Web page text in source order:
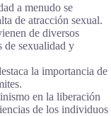
a menudo se
de atracción sexual.
de diversos
de sexualidad y
la importancia de
en la liberación
de los individuos